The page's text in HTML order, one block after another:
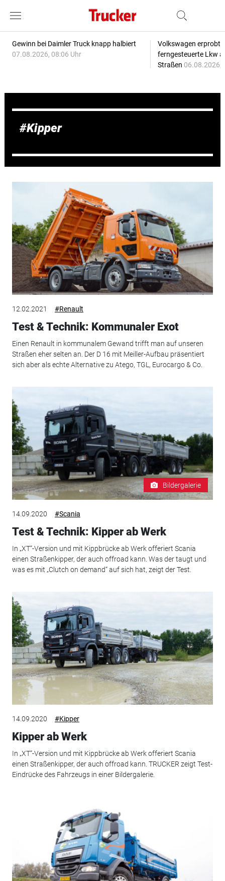
Gewinn bei Daimler Truck knapp halbiert
07.08.2026, 08:06 Uhr
Volkswagen erprobt
ferngesteuerte Lkw
Straßen 06.08.2026,
Kipper
12.02.2021 #Renault
Test & Technik: Kommunaler Exot
Einen Renault in kommunalem Gewand trifft man auf unseren
Straßen eher selten an. Der D 16 mit Meiller-Aufbau präsentiert
sich aber als echte Alternative zu Atego, TGL, Eurocargo & Co.
Bildergalerie
14.09.2020 #Scania
Test & Technik: Kipper ab Werk
In „XT“-Version und mit Kippbrücke ab Werk offeriert Scania
einen Straßenkipper, der auch offroad kann. Was der taugt und
was es mit „Clutch on demand“ auf sich hat, zeigt der Test.
14.09.2020 #Kipper
Kipper ab Werk
In „XT“-Version und mit Kippbrücke ab Werk offeriert Scania
einen Straßenkipper, der auch offroad kann. TRUCKER zeigt Test-
Eindrücke des Fahrzeugs in einer Bildergalerie.